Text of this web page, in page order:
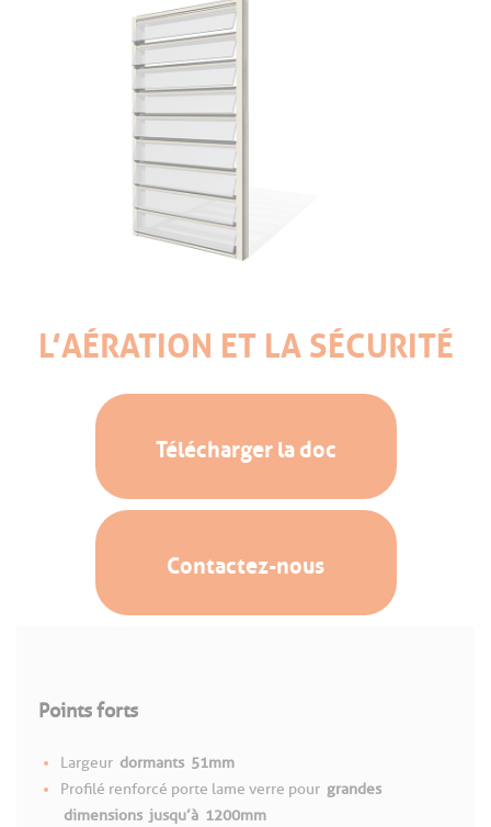
L’AÉRATION ET LA SÉCURITÉ
Télécharger la doc
Contactez-nous
Points forts
Largeur dormants 51mm
Profilé renforcé porte lame verre pour grandes
dimensions jusqu’à 1200mm